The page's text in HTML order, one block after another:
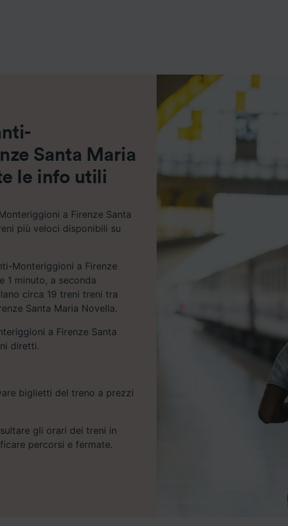
Santa Maria
le info utili
a Firenze Santa
più veloci disponibili su
Monteriggioni a Firenze
1 minuto, a seconda
circa 19 treni treni tra
Santa Maria Novella.
a Firenze Santa
diretti.
biglietti del treno a prezzi
gli orari dei treni in
percorsi e fermate.